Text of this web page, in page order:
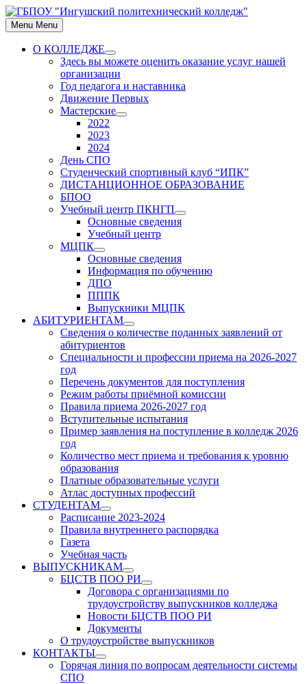
Skip
to
content
Menu Menu
О КОЛЛЕДЖЕ
Show
sub
menu
Здесь вы можете оценить оказание услуг нашей
организации
Год педагога и наставника
Движение Первых
Мастерские
Show
2022
2023
2024
День СПО
Студенческий спортивный клуб “ИПК”
ДИСТАНЦИОННОЕ ОБРАЗОВАНИЕ
БПОО
Учебный центр ПКНГП
Show
sub
Основные сведения
Учебный центр
МЦПК
Show
sub
menu
Основные сведения
Информация по обучению
ДПО
ПППК
Выпускники МЦПК
АБИТУРИЕНТАМ
Show
sub
Сведения о количестве поданных заявлений от
абитуриентов
Специальности и профессии приема на 2026-2027
год
Перечень документов для поступления
Режим работы приёмной комиссии
Правила приема 2026-2027 год
Вступительные испытания
Пример заявления на поступление в колледж 2026
год
Количество мест приема и требования к уровню
образования
Платные образовательные услуги
Атлас доступных профессий
СТУДЕНТАМ
Show
sub
menu
Расписание 2023-2024
Правила внутреннего распорядка
Газета
Учебная часть
ВЫПУСКНИКАМ
Show
sub
menu
БЦСТВ ПОО РИ
Show
sub
menu
Договора с организациями по
трудоустройству выпускников колледжа
Новости БЦСТВ ПОО РИ
Документы
О трудоустройстве выпускников
КОНТАКТЫ
Show
sub
Горячая линия по вопросам деятельности системы
СПО